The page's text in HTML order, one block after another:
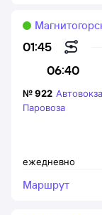
01:45
06:40
ежедневно
№922
Паровоза
Маршрут